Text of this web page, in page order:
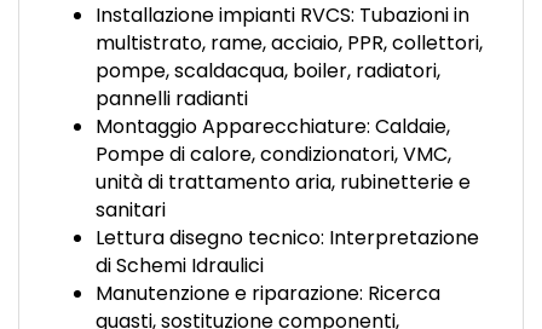
DE
ES
PT
Installazione impianti RVCS: Tubazioni in
multistrato, rame, acciaio, PPR, collettori,
pompe, scaldacqua, boiler, radiatori,
pannelli radianti
Montaggio Apparecchiature: Caldaie,
Pompe di calore, condizionatori, VMC,
unità di trattamento aria, rubinetterie e
sanitari
Lettura disegno tecnico: Interpretazione
di Schemi Idraulici
Manutenzione e riparazione: Ricerca
guasti, sostituzione componenti,